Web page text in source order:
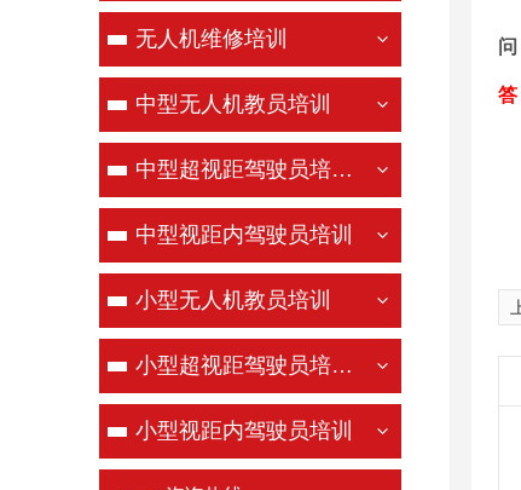
无人机维修培训
中型无人机教员培训
中型超视距驾驶员培训（机长）
中型视距内驾驶员培训
小型无人机教员培训
小型超视距驾驶员培训（机长）
小型视距内驾驶员培训
问
答